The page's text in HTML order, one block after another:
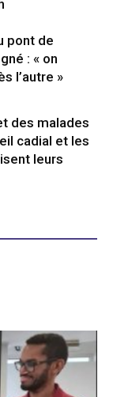
pont de
: « on
l’autre »
des malades
cadial et les
leurs